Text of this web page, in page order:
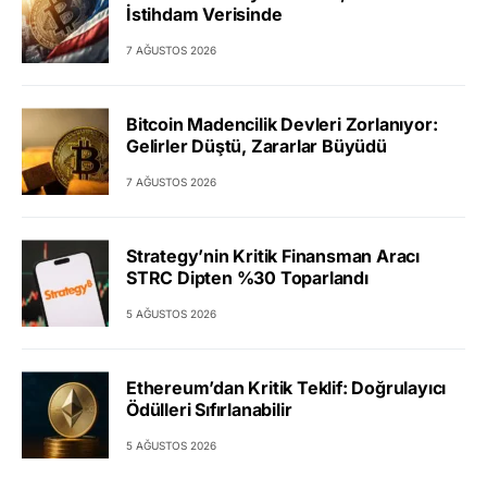
İstihdam Verisinde
7 AĞUSTOS 2026
Bitcoin Madencilik Devleri Zorlanıyor:
Gelirler Düştü, Zararlar Büyüdü
7 AĞUSTOS 2026
Strategy’nin Kritik Finansman Aracı
STRC Dipten %30 Toparlandı
5 AĞUSTOS 2026
Ethereum’dan Kritik Teklif: Doğrulayıcı
Ödülleri Sıfırlanabilir
5 AĞUSTOS 2026